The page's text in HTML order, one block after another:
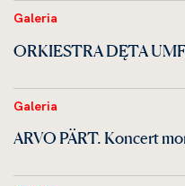
Galeria
ORKIESTRA DĘTA
Galeria
ARVO PÄRT. Koncert